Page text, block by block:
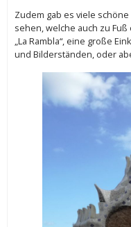
Zudem gab es viele
sehen, welche auch zu
„La Rambla“, eine große
und Bilderständen, oder